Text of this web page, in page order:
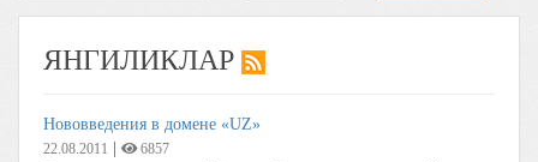
ЯНГИЛИКЛАР
Нововведения в домене «UZ»
22.08.2011 6857